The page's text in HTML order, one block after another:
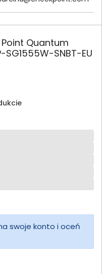
Quantum
SG1555W-SNBT-EU
swoje konto i oceń